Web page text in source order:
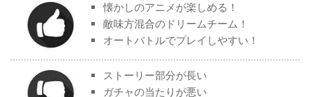
懐かしのアニメが楽しめる！
敵味方混合のドリームチーム！
オートバトルでプレイしやすい！
ストーリー部分が長い
ガチャの当たりが悪い